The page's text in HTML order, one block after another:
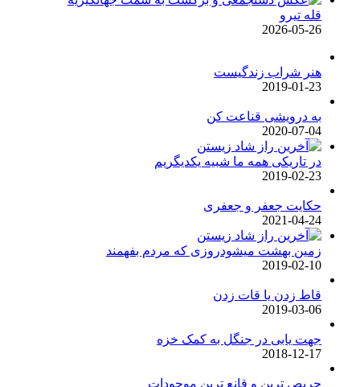
قله تیرو
2026-05-26
هنر شراب زندگیست
2019-01-23
به درویشی قناعت کن
2020-07-04
در تاریکی همه ما شبیه یکدیگریم
2019-02-23
حکایت جعفر و جعفری
2021-04-24
زمین بهشت میشودروزی که مردم بفهمند
2019-02-10
قاط زدن یا قات زدن
2019-03-06
جهت یابی در جنگل به کمک خزه
2018-12-17
حریص ترین و قانع ترین موجودات